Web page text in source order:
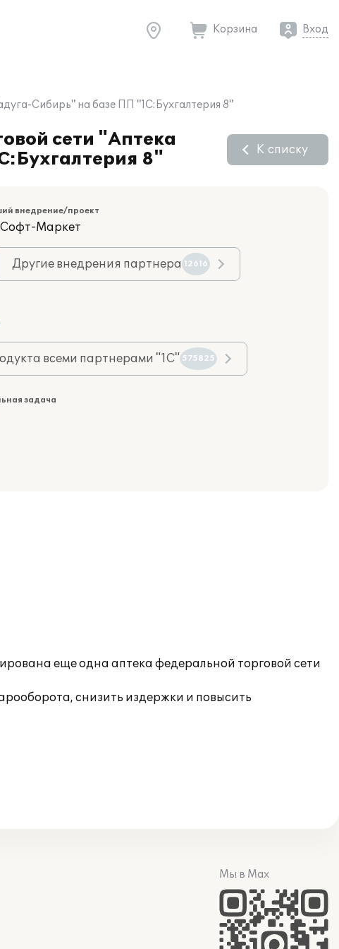
Корзина Вход
Сибирь" на базе ПП "1С:Бухгалтерия 8"
сети "Аптека
8"
К списку
внедрение/проект
Маркет
Другие внедрения партнера 12616
всеми партнерами "1С" 575825
задача
еще одна аптека федеральной торговой сети
снизить издержки и повысить
Мы в Max